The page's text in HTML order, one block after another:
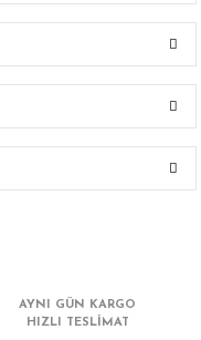
yapın!
AYNI GÜN KARGO
HIZLI TESLİMAT